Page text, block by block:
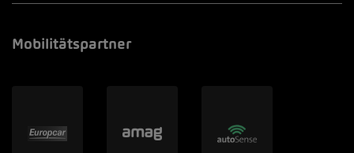
Mobilitätspartner